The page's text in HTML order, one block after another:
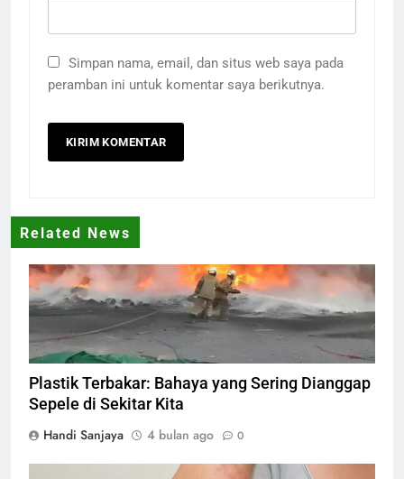
Simpan nama, email, dan situs web saya pada
peramban ini untuk komentar saya berikutnya.
Related News
plastik terbakar
Plastik Terbakar: Bahaya yang Sering Dianggap
Sepele di Sekitar Kita
Handi Sanjaya
4 bulan ago 0